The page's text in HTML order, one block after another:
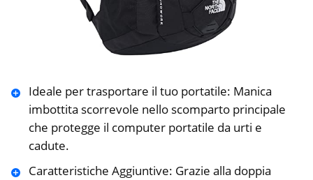
Ideale per trasportare il tuo portatile: Manica
imbottita scorrevole nello scomparto principale
che protegge il computer portatile da urti e
cadute.
Caratteristiche Aggiuntive: Grazie alla doppia